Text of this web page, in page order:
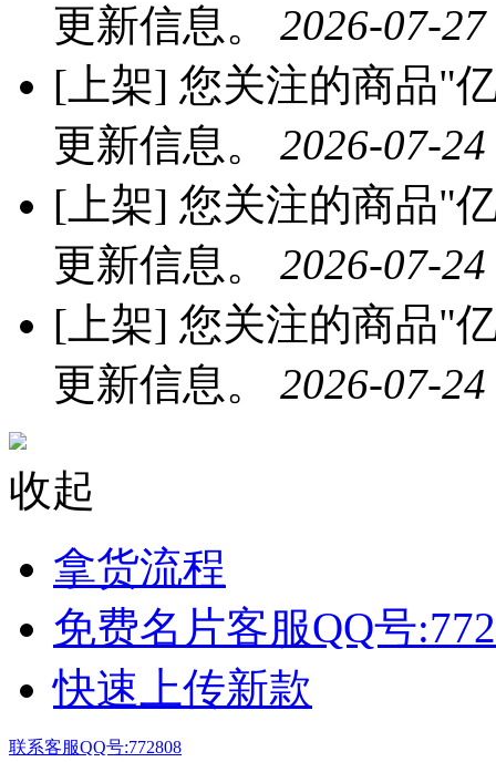
更新信息。 2026-07-
[上架] 您关注的商品"
更新信息。 2026-07-
[上架] 您关注的商品"
更新信息。 2026-07-
[上架] 您关注的商品"
更新信息。 2026-07-
收起
拿货流程
免费名片客服QQ号
快速上传新款
联系客服QQ号:772808